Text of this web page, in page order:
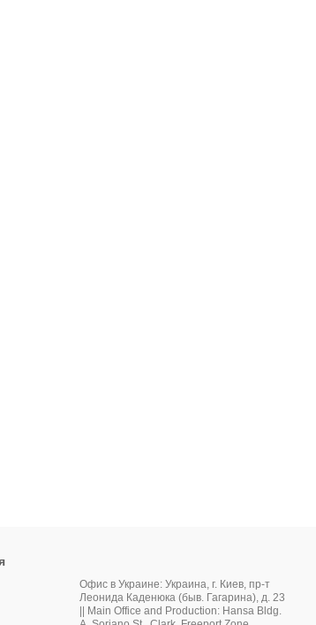
Офис в Украине: Украина, г. Киев, пр-т
Леонида Каденюка (быв. Гагарина), д. 23
|| Main Office and Production: Hansa Bldg.